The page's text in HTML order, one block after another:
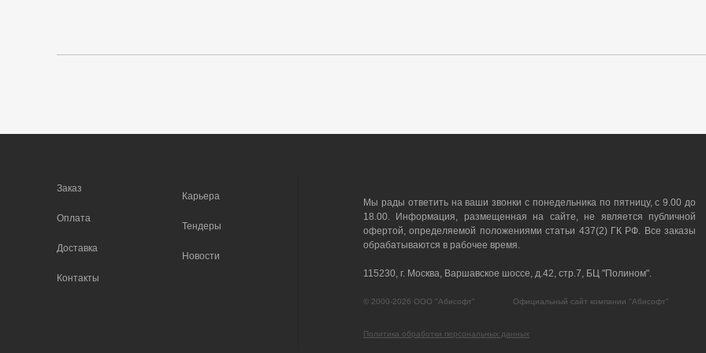
Заказ
Оплата
Доставка
Контакты
Карьера
Тендеры
Новости
Мы рады ответить на ваши звонки с понедельника по пятницу, с 9.00 до
18.00. Информация, размещенная на сайте, не является публичной
офертой, определяемой положениями статьи 437(2) ГК РФ. Все заказы
обрабатываются в рабочее время.
115230, г. Москва, Варшавское шоссе, д.42, стр.7, БЦ "Полином".
© 2000-2026 ООО "Абисофт" Официальный сайт компании "Абисофт"
Политика обработки персональных данных